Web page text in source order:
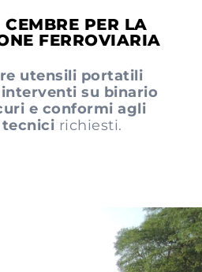
PER LA
FERROVIARIA
utensili portatili
interventi su binario
e conformi agli
richiesti.